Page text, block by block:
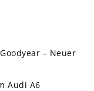
– Neuer
Audi A6